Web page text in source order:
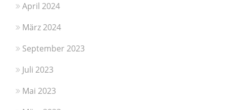
April 2024
März 2024
September 2023
Juli 2023
Mai 2023